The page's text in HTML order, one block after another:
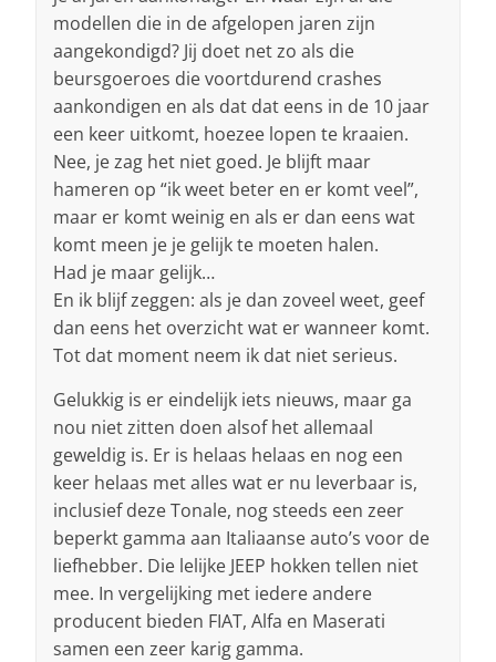
modellen die in de afgelopen jaren zijn
aangekondigd? Jij doet net zo als die
beursgoeroes die voortdurend crashes
aankondigen en als dat dat eens in de 10 jaar
een keer uitkomt, hoezee lopen te kraaien.
Nee, je zag het niet goed. Je blijft maar
hameren op “ik weet beter en er komt veel”,
maar er komt weinig en als er dan eens wat
komt meen je je gelijk te moeten halen.
Had je maar gelijk…
En ik blijf zeggen: als je dan zoveel weet, geef
dan eens het overzicht wat er wanneer komt.
Tot dat moment neem ik dat niet serieus.
Gelukkig is er eindelijk iets nieuws, maar ga
nou niet zitten doen alsof het allemaal
geweldig is. Er is helaas helaas en nog een
keer helaas met alles wat er nu leverbaar is,
inclusief deze Tonale, nog steeds een zeer
beperkt gamma aan Italiaanse auto’s voor de
liefhebber. Die lelijke JEEP hokken tellen niet
mee. In vergelijking met iedere andere
producent bieden FIAT, Alfa en Maserati
samen een zeer karig gamma.